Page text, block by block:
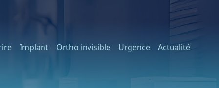
Implant Ortho invisible Urgence Actualité